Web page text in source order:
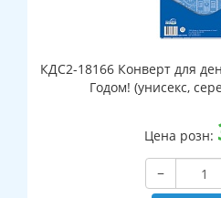
КДС2-18166 Конверт для
Годом! (унисекс,
Цена розн:
−